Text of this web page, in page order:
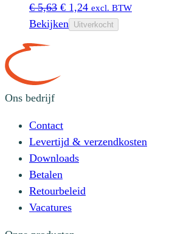
€5,63 Oorspronkelijke
prijs
€ 1,24Huidige
prijs
excl. BTW
Bekijken Uitverkocht
Ons bedrijf
Contact
Levertijd & verzendkosten
Downloads
Betalen
Retourbeleid
Vacatures